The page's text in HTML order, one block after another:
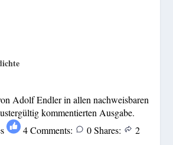
Adolf Endler in allen nachweisbaren
kommentierten Ausgabe.
4 Comments: 0 Shares: 2